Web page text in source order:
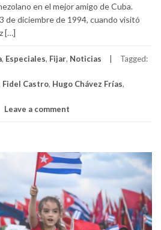
en el mejor amigo de Cuba.
de diciembre de 1994, cuando visitó
[…]
, Especiales, Fijar, Noticias Tagged:
Fidel Castro, Hugo Chávez Frías,
Leave a comment